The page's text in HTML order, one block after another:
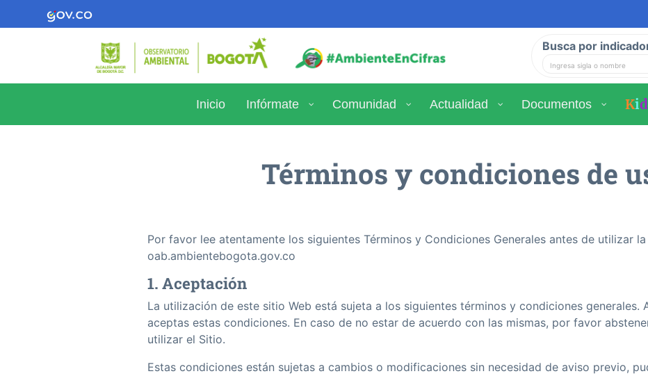
Busca por
Inicio Infórmate Comunidad Actualidad Documentos Kid
Términos y condiciones de
Por favor lee atentamente los siguientes Términos y Condiciones Generales antes de utilizar
oab.ambientebogota.gov.co
1. Aceptación
La utilización de este sitio Web está sujeta a los siguientes términos y condiciones generales.
aceptas estas condiciones. En caso de no estar de acuerdo con las mismas, por favor
utilizar el Sitio.
Estas condiciones están sujetas a cambios o modificaciones sin necesidad de aviso previo,